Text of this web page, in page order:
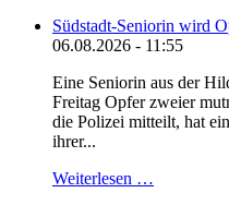
Südstadt-Seniorin wird
06.08.2026 - 11:55
Eine Seniorin aus der
Freitag Opfer zweier
die Polizei mitteilt, hat
ihrer...
Weiterlesen …